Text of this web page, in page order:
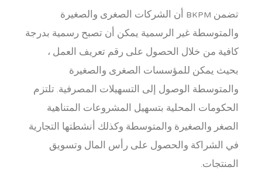
تضمن BKPM أن الشركات الصغرى والصغيرة
والمتوسطة غير الرسمية يمكن أن تصبح رسمية بدرجة
كافية من خلال الحصول على رقم تعريف العمل ،
بحيث يمكن للمؤسسات الصغرى والصغيرة
والمتوسطة الوصول إلى التسهيلات المصرفية. تلتزم
الحكومات المحلية بتسهيل المشروعات المتناهية
الصغر والصغيرة والمتوسطة وكذلك أنشطتها التجارية
في الشراكة والحصول على رأس المال وتسويق
المنتجات.